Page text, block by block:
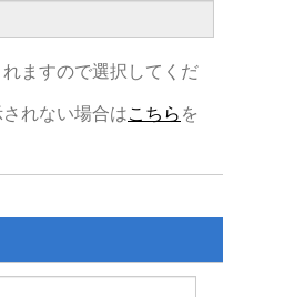
ますので選択してくだ
れない場合はこちらを